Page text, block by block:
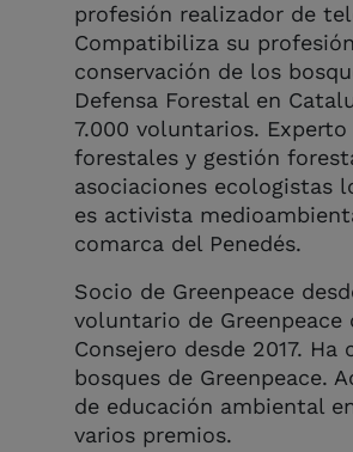
profesión realizador de
Compatibiliza su
conservación de los
Defensa Forestal en
7.000 voluntarios.
forestales y gestión
asociaciones ecologistas
es activista
comarca del Penedés.
Socio de Greenpeace
voluntario de
Consejero desde 2017.
bosques de Greenpeace.
de educación ambiental
varios premios.